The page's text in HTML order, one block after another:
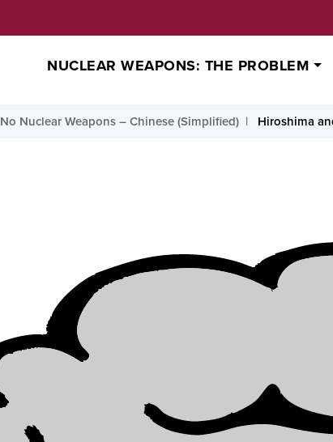
NUCLEAR WEAPONS: THE PROBLEM
No Nuclear Weapons – Chinese (Simplified) Hiroshima